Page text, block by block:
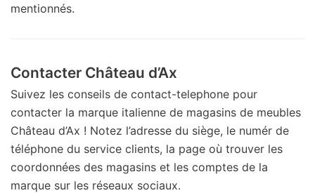
mentionnés.
Contacter Château d’Ax
Suivez les conseils de contact-telephone pour
contacter la marque italienne de magasins de meubles
Château d’Ax ! Notez l’adresse du siège, le numér de
téléphone du service clients, la page où trouver les
coordonnées des magasins et les comptes de la
marque sur les réseaux sociaux.